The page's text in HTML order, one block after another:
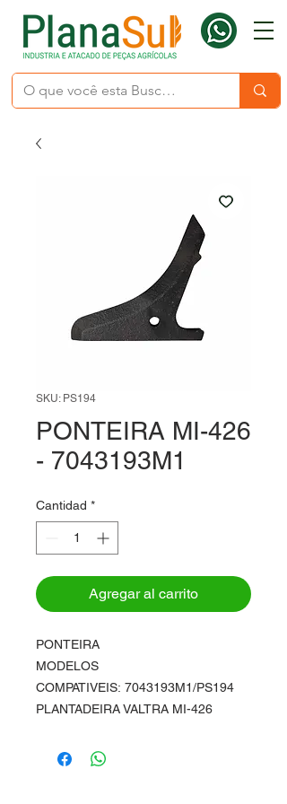
SKU: PS194
PONTEIRA MI-426
- 7043193M1
Cantidad *
Agregar al carrito
PONTEIRA
MODELOS
COMPATIVEIS: 7043193M1/PS194
PLANTADEIRA VALTRA MI-426